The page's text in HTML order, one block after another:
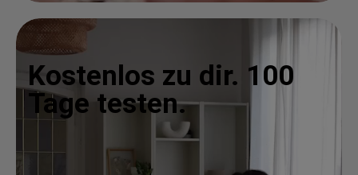
Kostenlos zu dir. 100
Tage testen.